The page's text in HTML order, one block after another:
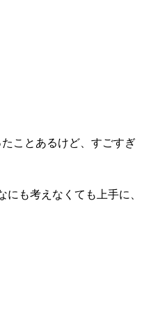
ことあるけど、すごすぎ
も考えなくても上手に、